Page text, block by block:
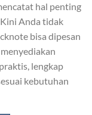
hal penting
Anda tidak
bisa dipesan
lengkap
kebutuhan